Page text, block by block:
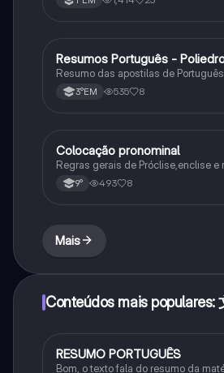
Português
Resumos Português -
Resumo das apostilas de
3°EM 535 8
Português
Colocação pronominal
Regras gerais de Próclise,enclise e
9° 493 8
Mais
Conteúdos mais populares:
Português
RESUMO PORTUGUÊS
Bom, o texto fala do resumo da